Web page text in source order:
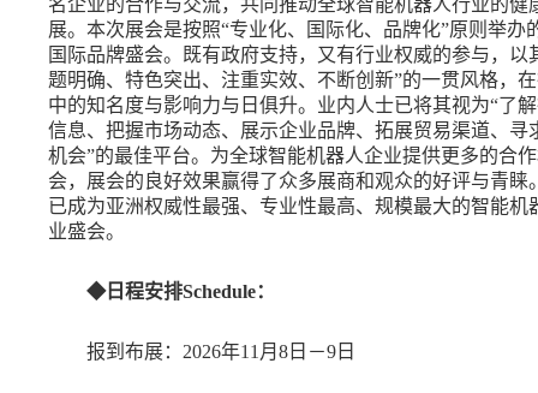
展。本次展会是按照“专业化、国际化、品牌化”原则举办
国际品牌盛会。既有政府支持，又有行业权威的参与，以
题明确、特色突出、注重实效、不断创新”的一贯风格，
中的知名度与影响力与日俱升。业内人士已将其视为“了
信息、把握市场动态、展示企业品牌、拓展贸易渠道、寻
机会”的最佳平台。为全球智能机器人企业提供更多的合
会，展会的良好效果赢得了众多展商和观众的好评与青睐
已成为亚洲权威性最强、专业性最高、规模最大的智能机
业盛会。
◆日程安排Schedule：
报到布展： 2026年11月8日－9日